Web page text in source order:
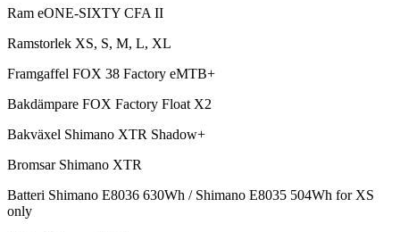
Ram eONE-SIXTY CFA II
Ramstorlek XS, S, M, L, XL
Framgaffel FOX 38 Factory eMTB+
Bakdämpare FOX Factory Float X2
Bakväxel Shimano XTR Shadow+
Bromsar Shimano XTR
Batteri Shimano E8036 630Wh / Shimano E8035 504Wh for XS
only